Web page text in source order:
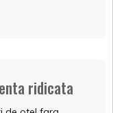
ridicata